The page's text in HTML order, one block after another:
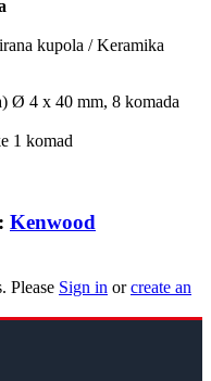
kupola / Keramika
Ø 4 x 40 mm, 8 komada
1 komad
Kenwood
Please Sign in orcreate an